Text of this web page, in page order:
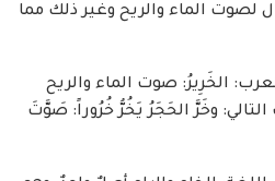
لصوت الماء والريح وغير ذلك مما
الخَرِيرُ: صوت الماء والريح
وخَرَّ الحَجَرُ يَخُرُّ خُرُوراً: صَوَّتَ